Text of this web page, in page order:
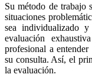
Su método de trabajo
situaciones
sea individualizado
evaluación
profesional a
su consulta. Así, el
la evaluación.